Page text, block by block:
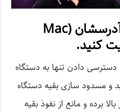
کاربرانتان را با مک آدرسشان (Mac
دسترسی دادن تنها به دستگاه
و مسدود سازی بقیه دستگاه
برده و مانع از نفوذ بقیه